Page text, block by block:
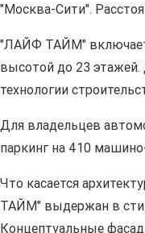
"Москва-Сити".
"ЛАЙФ ТАЙМ" включает
высотой до 23
технологии
Для владельцев
паркинг на 410
Что касается
ТАЙМ" выдержан в
Концептуальные